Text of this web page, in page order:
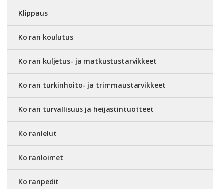
Klippaus
Koiran koulutus
Koiran kuljetus- ja matkustustarvikkeet
Koiran turkinhoito- ja trimmaustarvikkeet
Koiran turvallisuus ja heijastintuotteet
Koiranlelut
Koiranloimet
Koiranpedit